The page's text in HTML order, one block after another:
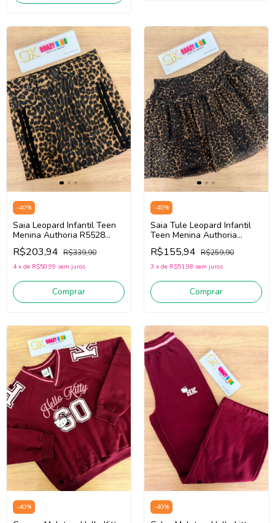
-40%
Saia Leopard Infantil Teen
Menina Authoria R5528
(Marrom/Preto)
R$203,94 R$339,90
4 x de R$50,99 sem juros
Comprar
-40%
Saia Tule Leopard Infantil
Teen Menina Authoria
R5858 (Marrom/Preto)
R$155,94 R$259,90
3 x de R$51,98 sem juros
Comprar
-40% -40%